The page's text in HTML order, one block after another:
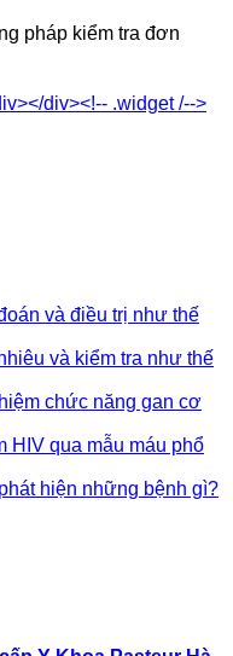
pháp kiểm tra đơn
và điều trị như thế
và kiểm tra như thế
chức năng gan cơ
HIV qua mẫu máu phổ
hiện những bệnh gì?